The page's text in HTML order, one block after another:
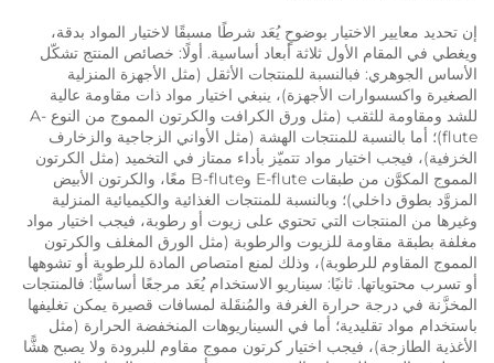
إن تحديد معايير الاختيار بوضوحٍ يُعَد شرطًا مسبقًا لاختيار المواد بدقة،
ويغطي في المقام الأول ثلاثة أبعاد أساسية. أولًا: خصائص المنتج تشكّل
الأساس الجوهري: فبالنسبة للمنتجات الأثقل (مثل الأجهزة المنزلية
الصغيرة واكسسوارات الأجهزة)، ينبغي اختيار مواد ذات مقاومة عالية
للشد ومقاومة للثقب (مثل ورق الكرافت والكرتون المموج من النوع A-
flute)؛ أما بالنسبة للمنتجات الهشة (مثل الأواني الزجاجية والزخارف
الخزفية)، فيجب اختيار مواد تتميّز بأداء ممتاز في التخميد (مثل الكرتون
المموج المكوَّن من طبقات E-flute وB-flute معًا، والكرتون الأبيض
المزوَّد بطوق داخلي)؛ وبالنسبة للمنتجات الغذائية والكيميائية المنزلية
وغيرها من المنتجات التي تحتوي على زيوت أو رطوبة، فيجب اختيار مواد
مغلفة بطبقة مقاومة للزيوت والرطوبة (مثل الورق المغلف والكرتون
المموج المقاوم للرطوبة)، وذلك لمنع امتصاص المادة للرطوبة أو تشوهها
أو تسرب محتوياتها. ثانيًا: سيناريو الاستخدام يُعَد مرجعًا أساسيًّا: فالمنتجات
المخزَّنة في درجة حرارة الغرفة والمُنقَلة لمسافات قصيرة يمكن تغليفها
باستخدام مواد تقليدية؛ أما في السيناريوهات المنخفضة الحرارة (مثل
الأغذية الطازجة)، فيجب اختيار كرتون مموج مقاوم للبرودة ولا يصبح هشًّا